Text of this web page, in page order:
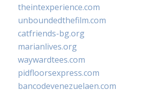
theintexperience.com
unboundedthefilm.com
catfriends-bg.org
marianlives.org
waywardtees.com
pidfloorsexpress.com
bancodevenezuelaen.com